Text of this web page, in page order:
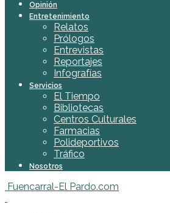
Opinión
Entretenimiento
Relatos
Prólogos
Entrevistas
Reportajes
Infografías
Servicios
El Tiempo
Bibliotecas
Centros Culturales
Farmacias
Polideportivos
Tráfico
Nosotros
Fuencarral-El Pardo.com